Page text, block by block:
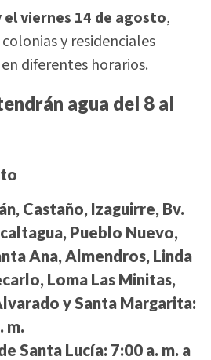
el viernes 14 de agosto,
y residenciales
diferentes horarios.
agua del 8 al
Castaño, Izaguirre, Bv.
Pueblo Nuevo,
Ana, Almendros, Linda
Loma Las Minitas,
y Santa Margarita:
m.
Santa Lucía: 7:00 a. m. a